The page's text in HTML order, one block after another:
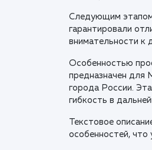
Следующим этапом
гарантировали
внимательности к
Особенностью
предназначен для
города России.
гибкость в
Текстовое
особенностей, что